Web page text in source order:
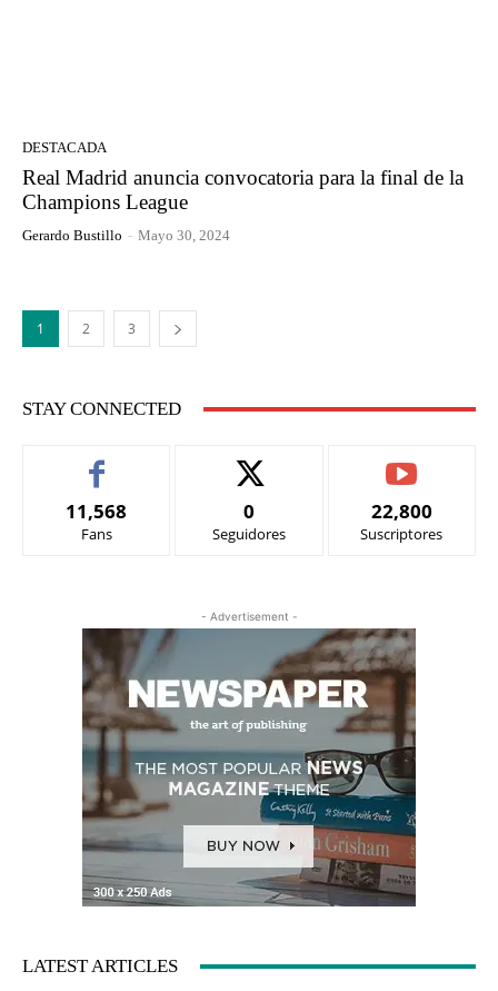
DESTACADA
Real Madrid anuncia convocatoria para la final de la
Champions League
Gerardo Bustillo - Mayo 30, 2024
1 2 3
STAY CONNECTED
11,568
Fans
0
Seguidores
22,800
Suscriptores
- Advertisement -
LATEST ARTICLES